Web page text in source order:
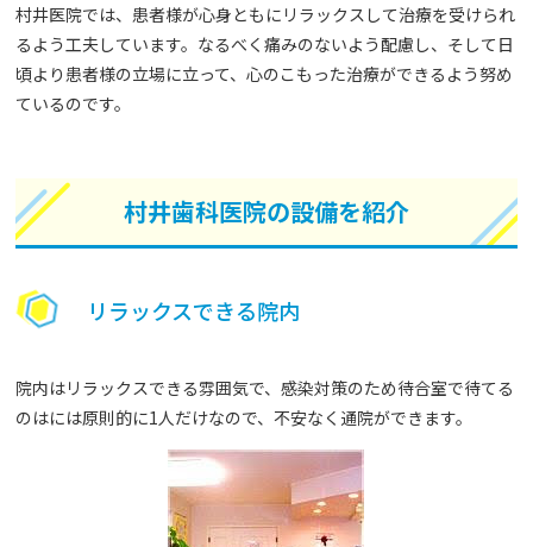
村井医院では、患者様が心身ともにリラックスして治療を受けられ
るよう工夫しています。なるべく痛みのないよう配慮し、そして日
頃より患者様の立場に立って、心のこもった治療ができるよう努め
ているのです。
村井歯科医院の設備を紹介
リラックスできる院内
院内はリラックスできる雰囲気で、感染対策のため待合室で待てる
のはには原則的に1人だけなので、不安なく通院ができます。